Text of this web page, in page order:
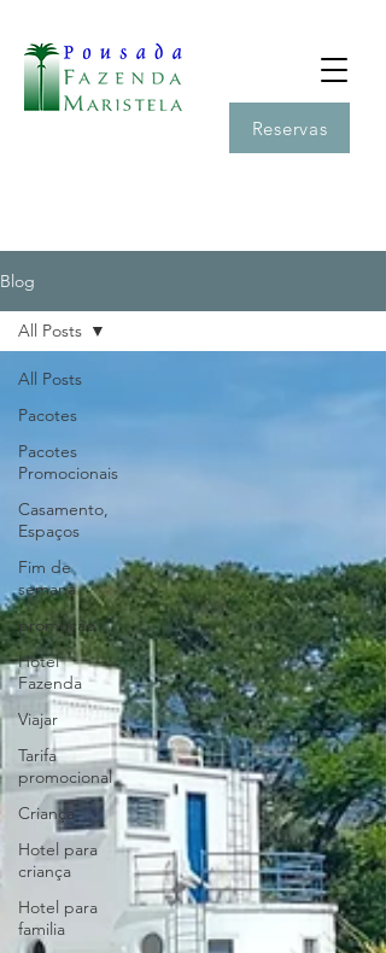
Reservas
Blog
All Posts
Pacotes
Pacotes
Promocionais
Casamento,
Espaços
Fim de
semana
promoção
Hotel
Fazenda
Viajar
Tarifa
promocional
Criança
Hotel para
criança
Hotel para
familia
All Posts